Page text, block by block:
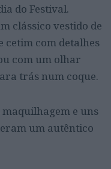
do Festival.
clássico vestido de
cetim com detalhes
com um olhar
trás num coque.
e uns
um autêntico